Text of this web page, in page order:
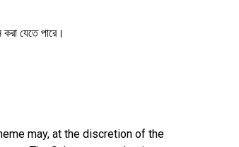
যেতে পারে।
may, at the discretion of the